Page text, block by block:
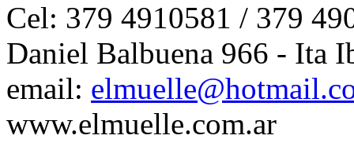
Cel: 379 4910581 / 379
Daniel Balbuena 966 - Ita
email:
www.elmuelle.com.ar